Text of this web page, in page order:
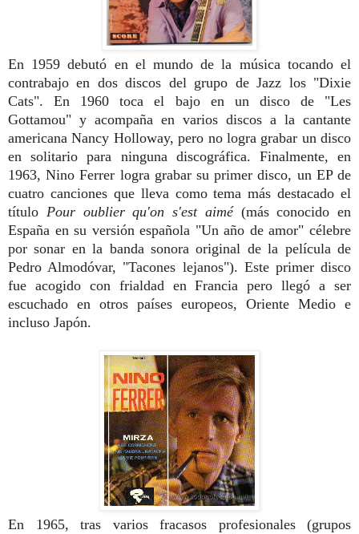
En 1959 debutó en el mundo de la música tocando el
contrabajo en dos discos del grupo de Jazz los "Dixie
Cats". En 1960 toca el bajo en un disco de "Les
Gottamou" y acompaña en varios discos a la cantante
americana Nancy Holloway, pero no logra grabar un disco
en solitario para ninguna discográfica. Finalmente, en
1963, Nino Ferrer logra grabar su primer disco, un EP de
cuatro canciones que lleva como tema más destacado el
título Pour oublier qu'on s'est aimé(más conocido en
España en su versión española "Un año de amor" célebre
por sonar en la banda sonora original de la película de
Pedro Almodóvar, "Tacones lejanos"). Este primer disco
fue acogido con frialdad en Francia pero llegó a ser
escuchado en otros países europeos, Oriente Medio e
incluso Japón.
En 1965, tras varios fracasos profesionales (grupos